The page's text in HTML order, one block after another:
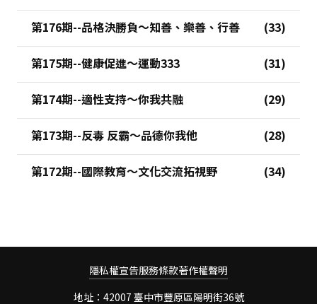
第176期--品格決勝負～知善、樂善、行善
第175期--健康促進～運動333
第174期--適性支持～你我共融
第173期--反毒 反霸～品德你我他
第172期--國際教育～文化交流拓視野
隱私權宣告服務條款著作權聲明
地址：42007 臺中市豐原區陽明街36號